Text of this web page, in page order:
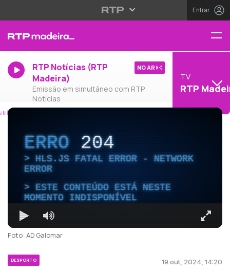
Entrar
RTP Notícias (RTP
Madeira)
Emissão em simultâneo com RTP
Notícias
NO AR
TV
RTP
ERRO204
HLS.JS FATAL ERROR - NETWORK
ERROR
ESTE CONTEÚDO ESTÁ NESTE
MOMENTO INDISPONÍVEL
Foto: AD Galomar
DESPORTO 19 out, 2024, 14:20